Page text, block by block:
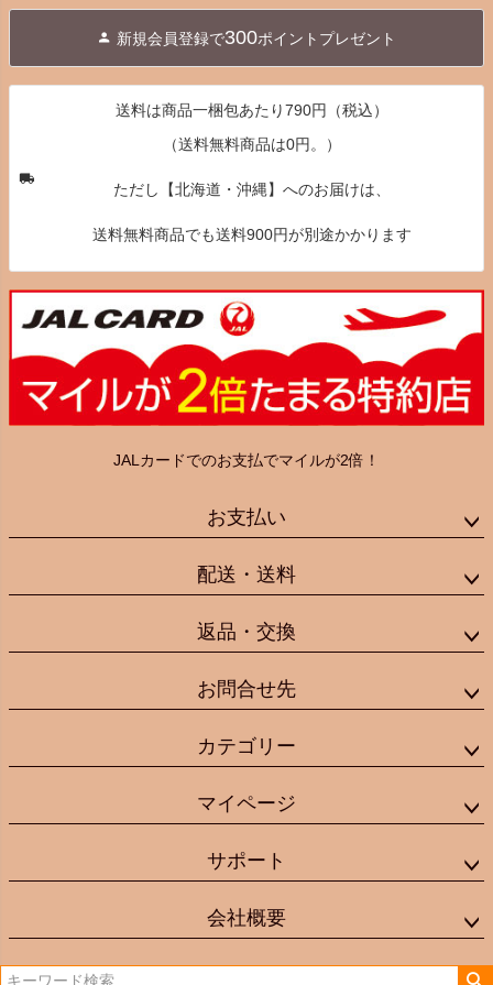
へ
新規会員登録で300ポイントプレゼント
送料は商品一梱包あたり790円（税込）
（送料無料商品は0円。）
ただし【北海道・沖縄】へのお届けは、
送料無料商品でも送料900円が別途かかります
JALカードでのお支払でマイルが2倍！
お支払い
配送・送料
返品・交換
お問合せ先
カテゴリー
マイページ
サポート
会社概要